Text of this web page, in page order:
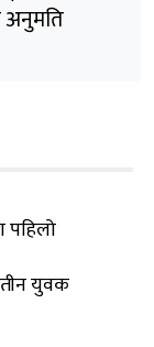
अनुमति
पहिलो
तीन युवक